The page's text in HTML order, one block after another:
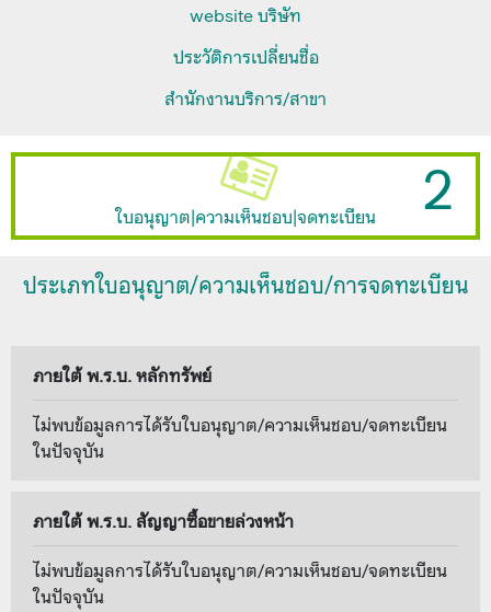
website บริษัท
ประวัติการเปลี่ยนชื่อ
สำนักงานบริการ/สาขา
ใบอนุญาต|ความเห็นชอบ|จดทะเบียน 2
ประเภทใบอนุญาต/ความเห็นชอบ/การจดทะเบียน
ภายใต้ พ.ร.บ. หลักทรัพย์
ไม่พบข้อมูลการได้รับใบอนุญาต/ความเห็นชอบ/จดทะเบียน
ในปัจจุบัน
ภายใต้ พ.ร.บ. สัญญาซื้อขายล่วงหน้า
ไม่พบข้อมูลการได้รับใบอนุญาต/ความเห็นชอบ/จดทะเบียน
ในปัจจุบัน